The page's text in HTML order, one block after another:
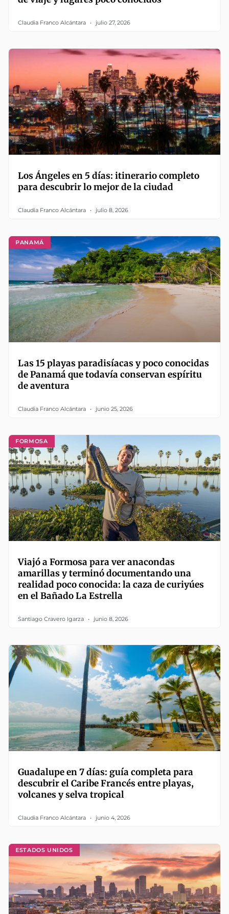
Claudia Franco Alcántara julio 27, 2026
Los Ángeles en 5 días: itinerario completo
para descubrir lo mejor de la ciudad
Claudia Franco Alcántara julio 8, 2026
PANAMÁ
Las 15 playas paradisíacas y poco conocidas
de Panamá que todavía conservan espíritu
de aventura
Claudia Franco Alcántara junio 25, 2026
FORMOSA
Viajó a Formosa para ver anacondas
amarillas y terminó documentando una
realidad poco conocida: la caza de curiyúes
en el Bañado La Estrella
Santiago Cravero Igarza junio 8, 2026
Guadalupe en 7 días: guía completa para
descubrir el Caribe Francés entre playas,
volcanes y selva tropical
Claudia Franco Alcántara junio 4, 2026
ESTADOS UNIDOS